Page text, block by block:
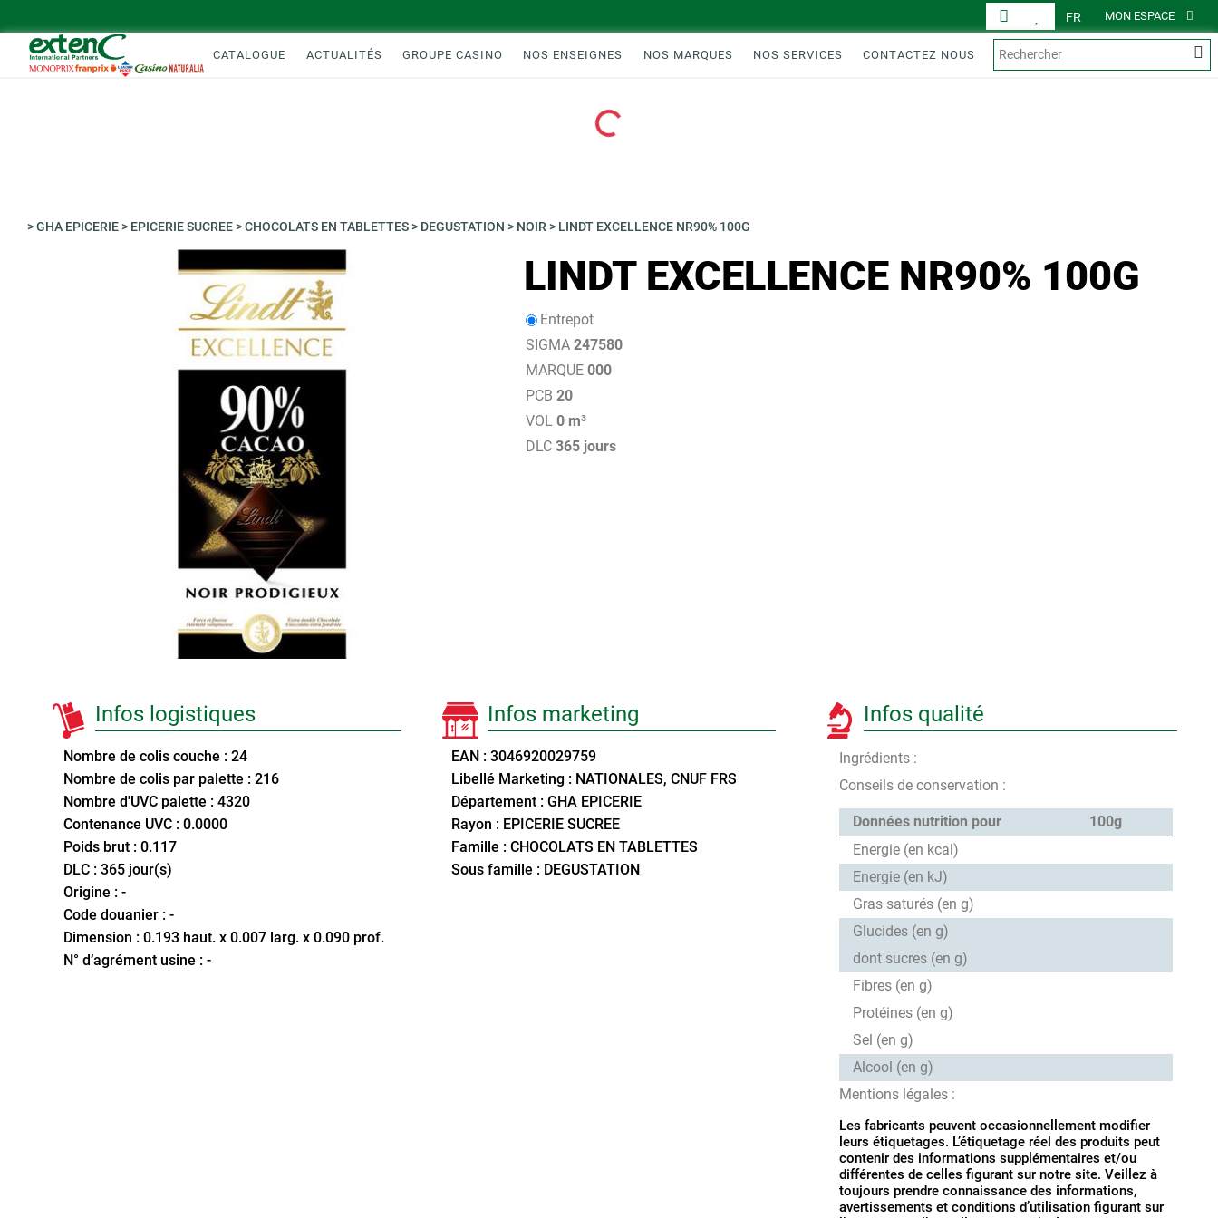
MON ESPACE
FR
CATALOGUE ACTUALITÉS GROUPE CASINO NOS ENSEIGNES NOS MARQUES NOS SERVICES CONTACTEZ NOUS
Loading...
>GHA EPICERIE> EPICERIE SUCREE>CHOCOLATS EN TABLETTES> DEGUSTATION > NOIR > LINDT EXCELLENCE NR90% 100G
LINDT EXCELLENCE NR90% 100G
Entrepot
SIGMA 247580
MARQUE 000
PCB 20
VOL 0 m³
DLC 365 jours
Infos logistiques
Nombre de colis couche : 24
Nombre de colis par palette : 216
Nombre d'UVC palette : 4320
Contenance UVC : 0.0000
Poids brut : 0.117
DLC : 365 jour(s)
Origine : -
Code douanier : -
Dimension : 0.193 haut. x 0.007 larg. x 0.090 prof.
N° d’agrément usine : -
Infos marketing
EAN : 3046920029759
Libellé Marketing : NATIONALES, CNUF FRS
Département : GHA EPICERIE
Rayon : EPICERIE SUCREE
Famille : CHOCOLATS EN TABLETTES
Sous famille : DEGUSTATION
Infos qualité
Ingrédients :
Conseils de conservation :
Données nutrition pour
100g
Energie (en kcal)
Energie (en kJ)
Gras saturés (en g)
Glucides (en g)
dont sucres (en g)
Fibres (en g)
Protéines (en g)
Sel (en g)
Alcool (en g)
Mentions légales :
Les fabricants peuvent occasionnellement modifier
leurs étiquetages. L’étiquetage réel des produits peut
contenir des informations supplémentaires et/ou
différentes de celles figurant sur notre site. Veillez à
toujours prendre connaissance des informations,
avertissements et conditions d’utilisation figurant sur